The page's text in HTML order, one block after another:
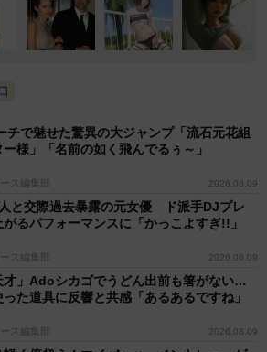
チで魅せた驚異の大ジャンプ「流石元花組
ー様」「名前の如く飛んでるぅ～」
ス編集部 2026.08.09
と交際過去暴露の元女優 ド派手DJプレ
るパフォーマンスに「かっこよすぎ!!」
ス編集部 2026.08.09
才」Adoシカゴでうどん出前も箸がない…
た道具に反響と共感「あるあるですね」
ス編集部 2026.08.09